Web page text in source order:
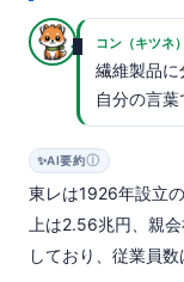
コン（キツネ）
繊維製品に
自分の言葉
✨AI要約ⓘ
東レは1926年設立
上は2.56兆円、親
しており、従業員数